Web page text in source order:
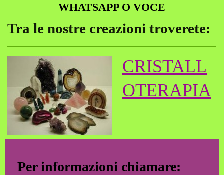
WHATSAPP O VOCE
Tra le nostre creazioni troverete:
CRISTALL
OTERAPIA
Per informazioni chiamare: